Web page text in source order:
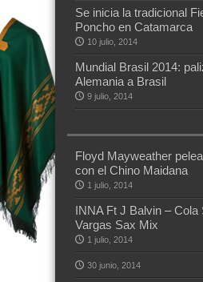
Se inicia la tradicional
Poncho en Catamarca
10 julio, 2014
Mundial Brasil 2014:
Alemania a Brasil
9 julio, 2014
Floyd Mayweather
con el Chino Maidana
1 julio, 2014
INNA Ft J Balvin – Cola
Vargas Sax Mix
1 julio, 2014
30 junio, 2014